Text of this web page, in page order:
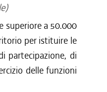
superiore a 50.000
per istituire le
partecipazione, di
delle funzioni